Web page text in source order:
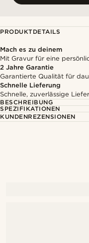
PRODUKTDETAILS
Mach es zu deinem
Mit Gravur für eine
2 Jahre Garantie
Garantierte Qualität für
Schnelle Lieferung
Schnelle, zuverlässige
BESCHREIBUNG
SPEZIFIKATIONEN
KUNDENREZENSIONEN